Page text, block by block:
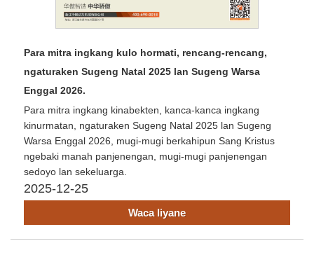
Para mitra ingkang kulo hormati, rencang-rencang,
ngaturaken Sugeng Natal 2025 lan Sugeng Warsa
Enggal 2026.
Para mitra ingkang kinabekten, kanca-kanca ingkang
kinurmatan, ngaturaken Sugeng Natal 2025 lan Sugeng
Warsa Enggal 2026, mugi-mugi berkahipun Sang Kristus
ngebaki manah panjenengan, mugi-mugi panjenengan
sedoyo lan sekeluarga.
2025-12-25
Waca liyane